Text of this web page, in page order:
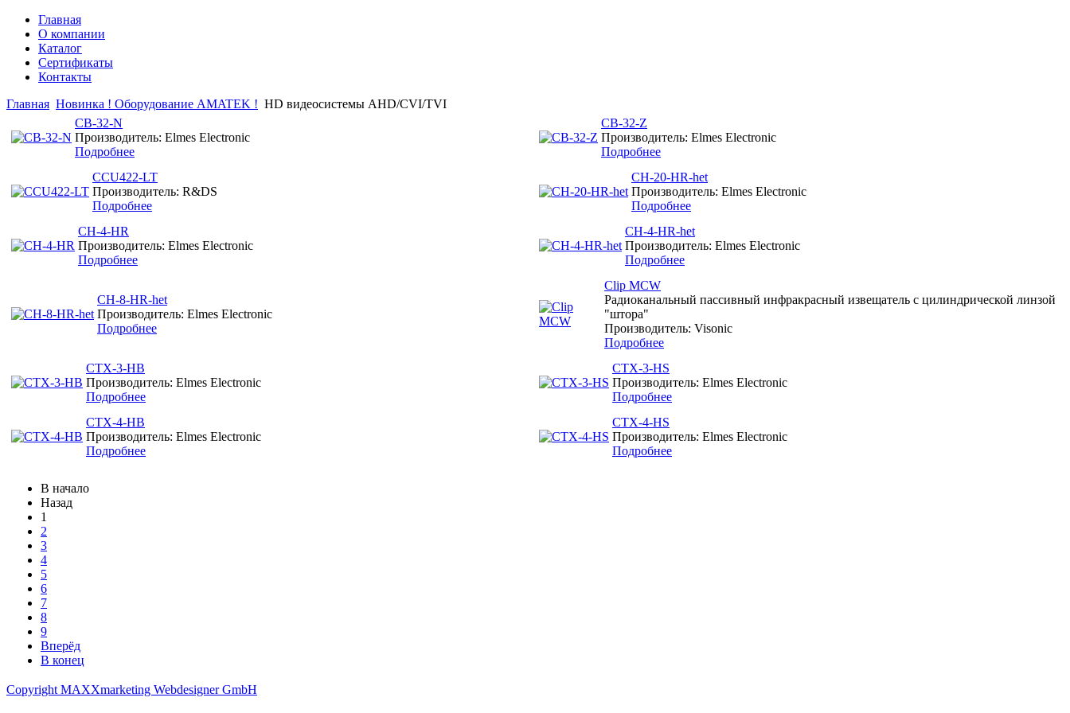
Главная
О компании
Каталог
Сертификаты
Контакты
Главная Новинка ! Оборудование AMATEK ! HD видеосистемы AHD/CVI/TVI
CB-32-N
Производитель: Elmes Electronic
Подробнее
CB-32-Z
Производитель: Elmes Electronic
Подробнее
CCU422-LT
Производитель: R&DS
Подробнее
CH-20-HR-het
Производитель: Elmes Electronic
Подробнее
CH-4-HR
Производитель: Elmes Electronic
Подробнее
CH-4-HR-het
Производитель: Elmes Electronic
Подробнее
CH-8-HR-het
Производитель: Elmes Electronic
Подробнее
Clip MCW
Радиоканальный пассивный инфракрасный извещатель с цилиндрической линзой
"штора"
Производитель: Visonic
Подробнее
CTX-3-HB
Производитель: Elmes Electronic
Подробнее
CTX-3-HS
Производитель: Elmes Electronic
Подробнее
CTX-4-HB
Производитель: Elmes Electronic
Подробнее
CTX-4-HS
Производитель: Elmes Electronic
Подробнее
В начало
Назад
1
2
3
4
5
6
7
8
9
Вперёд
В конец
Copyright MAXXmarketing Webdesigner GmbH